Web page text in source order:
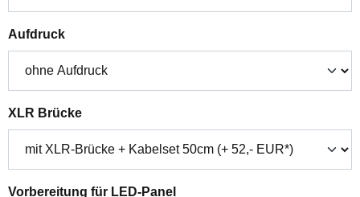
Aufdruckauswählen
XLR Brückeauswählen
Vorbereitung für LED-Panelauswählen